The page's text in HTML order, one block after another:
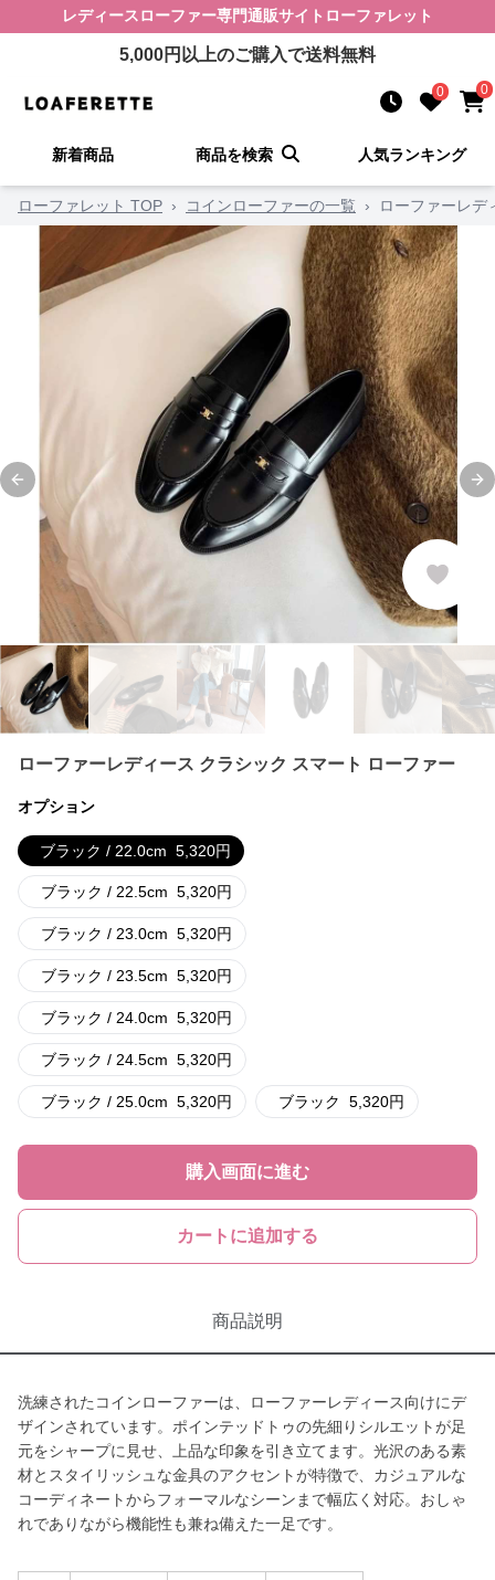
レディースローファー専門通販サイト ローファレット
5,000円以上のご購入で送料無料
0 0
新着商品 商品を検索 人気ランキング
ローファレット TOP › コインローファーの一覧 › ローファーレデ
Previous slide
ローファーレディース クラシック スマート ローファー
オプション
ブラック / 22.0cm 5,320円
ブラック / 22.5cm 5,320円
ブラック / 23.0cm 5,320円
ブラック / 23.5cm 5,320円
ブラック / 24.0cm 5,320円
ブラック / 24.5cm 5,320円
ブラック / 25.0cm 5,320円 ブラック 5,320円
購入画面に進む
カートに追加する
商品説明
洗練されたコインローファーは、ローファーレディース向けにデ
ザインされています。ポインテッドトゥの先細りシルエットが足
元をシャープに見せ、上品な印象を引き立てます。光沢のある素
材とスタイリッシュな金具のアクセントが特徴で、カジュアルな
コーディネートからフォーマルなシーンまで幅広く対応。おしゃ
れでありながら機能性も兼ね備えた一足です。